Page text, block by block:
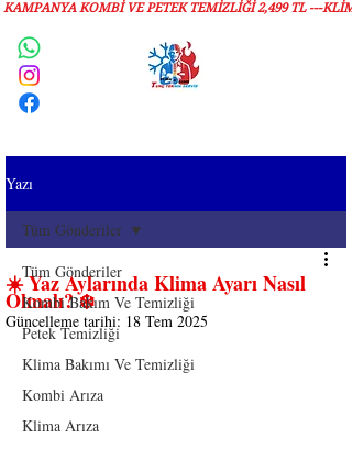
KAMPANYA KOMBİ VE PETEK TEMİZLIĞI 2,499 TL ---
Yazı
Tüm Gönderiler
Kombi Bakım Ve Temizliği
Petek Temizliği
Klima Bakımı Ve Temizliği
Kombi Arıza
Klima Arıza
Tüm Gönderiler
☀️ Yaz Aylarında Klima Ayarı Nasıl
Olmalı? ❄️
Güncelleme tarihi: 18 Tem 2025